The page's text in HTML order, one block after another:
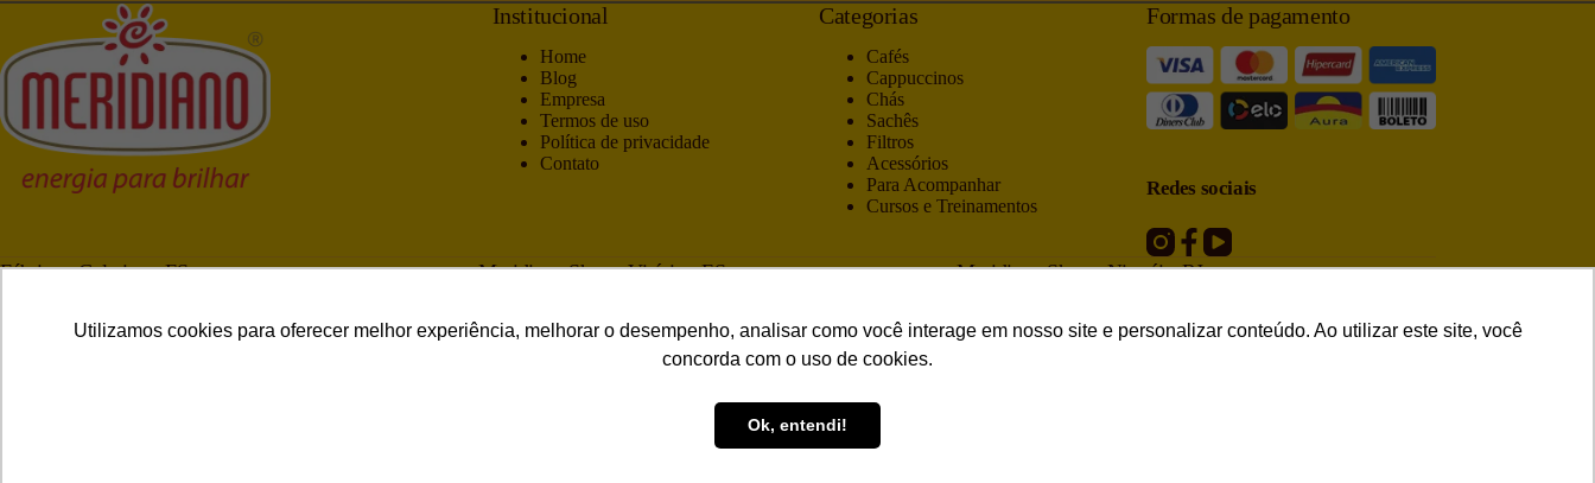
Utilizamos cookies para oferecer melhor experiência, melhorar o desempenho, analisar como você interage em nosso site e personalizar conteúdo. Ao utilizar este site, você
concorda com o uso de cookies.
Ok, entendi!
Institucional
Home
Blog
Empresa
Termos de uso
Política de privacidade
Contato
Categorias
Cafés
Cappuccinos
Chás
Sachês
Filtros
Acessórios
Para Acompanhar
Cursos e Treinamentos
Formas de pagamento
Redes sociais
Fábrica • Colatina - ES
Carlos Germano Naumann, Colatina – ES
CEP 29.705-390
Meridiano Shop • Vitória - ES
Santa Lúcia, Vitória – ES
CEP 29.050-705
Meridiano Shop • Niterói - RJ
Ed. Only Offices Charitas – Sl 204,
Charitas, Niterói – RJ